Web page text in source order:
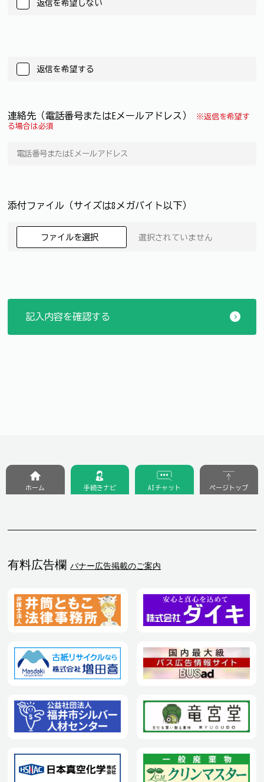
返信を希望しない
返信を希望する
連絡先（電話番号またはEメールアドレス）
※返信を希望す
る場合は必須
添付ファイル（サイズは8メガバイト以下）
ファイルを選択 選択されていません
有料広告欄 バナー広告掲載のご案内
ホーム 手続きナビ AIチャット ページトップ